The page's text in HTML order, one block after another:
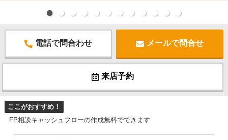
電話で問合わせ メールで問合せ
来店予約
ここがおすすめ！
FP相談キャッシュフローの作成無料でできます